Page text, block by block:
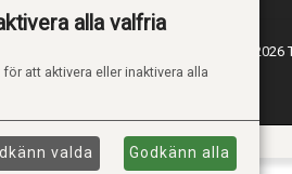
© 2026
alla valfria
att aktivera eller inaktivera alla
valda Godkänn alla